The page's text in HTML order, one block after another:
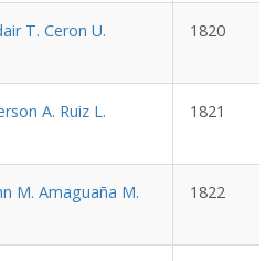
T. Ceron U. 1820
A. Ruiz L. 1821
M. Amaguaña M. 1822